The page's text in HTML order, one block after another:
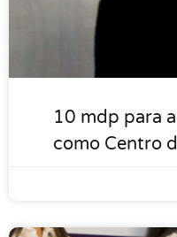
10 mdp para
como Centro